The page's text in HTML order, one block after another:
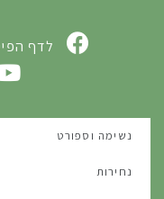
לדף
נשימה וספורט
נחירות